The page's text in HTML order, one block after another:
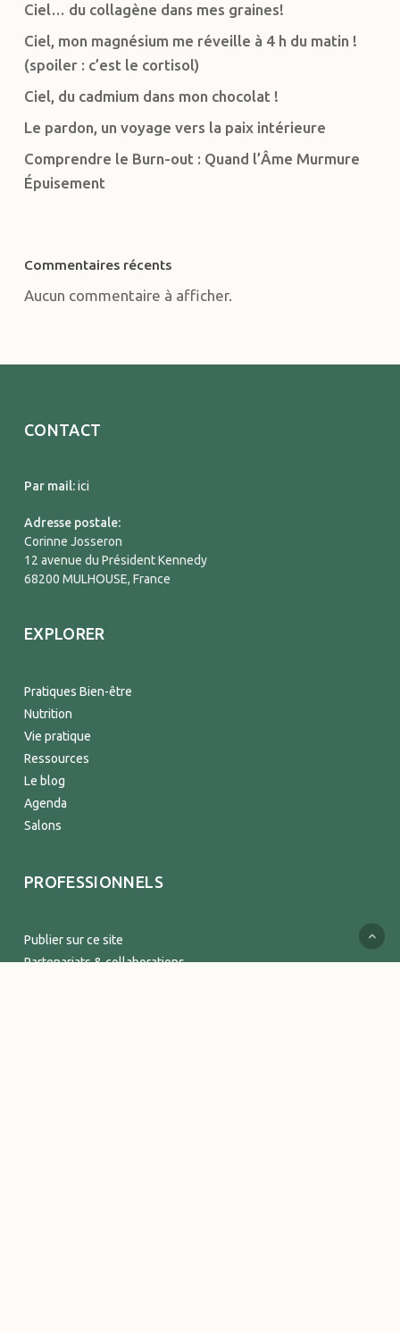
Ciel… du collagène dans mes graines!
Ciel, mon magnésium me réveille à 4 h du matin !
(spoiler : c’est le cortisol)
Ciel, du cadmium dans mon chocolat !
Le pardon, un voyage vers la paix intérieure
Comprendre le Burn-out : Quand l’Âme Murmure
Épuisement
Commentaires récents
Aucun commentaire à afficher.
CONTACT
Par mail:ici
Adresse postale:
Corinne Josseron
12 avenue du Président Kennedy
68200 MULHOUSE, France
EXPLORER
Pratiques Bien-être
Nutrition
Vie pratique
Ressources
Le blog
Agenda
Salons
PROFESSIONNELS
Publier sur ce site
Partenariats & collaborations